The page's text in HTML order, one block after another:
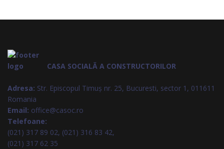
CASA SOCIALĂ A CONSTRUCTORILOR
Adresa: Str. Episcopul Timuș nr. 25, Bucuresti, sector 1, 011611
Romania
Email: office@casoc.ro
Telefoane:
(021) 317 89 02, (021) 316 83 42,
(021) 317 62 35